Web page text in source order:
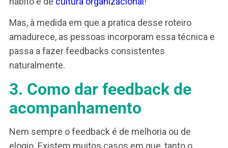
universidade corporativa da empresa.
Envolvimento do colaborador
Note que envolvimento de quem recebe o
ocorre desde o início: na discussão das
que motivaram o feedback, das causas a serem
tratadas, bem como das ações necessárias.
forma, o feedback fica muito mais
muito mais claro para o colaborador.